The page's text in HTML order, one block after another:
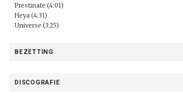
Prestinate (4:01)
Heya (4:31)
Universe (3:25)
BEZETTING
DISCOGRAFIE